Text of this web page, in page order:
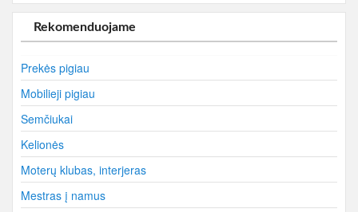
Rekomenduojame
Prekės pigiau
Mobilieji pigiau
Semčiukai
Kelionės
Moterų klubas, interjeras
Mestras į namus